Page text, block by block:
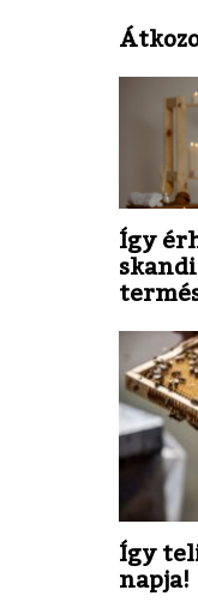
Így
Így
napja!